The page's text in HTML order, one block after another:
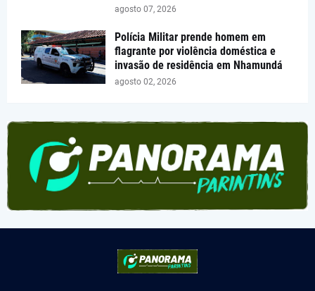
agosto 07, 2026
Polícia Militar prende homem em
flagrante por violência doméstica e
invasão de residência em Nhamundá
agosto 02, 2026